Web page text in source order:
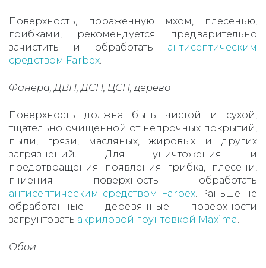
Поверхность, пораженную мхом, плесенью,
грибками, рекомендуется предварительно
зачистить и обработать антисептическим
средством Farbex.
Фанера, ДВП, ДСП, ЦСП, дерево
Поверхность должна быть чистой и сухой,
тщательно очищенной от непрочных покрытий,
пыли, грязи, масляных, жировых и других
загрязнений. Для уничтожения и
предотвращения появления грибка, плесени,
гниения поверхность обработать
антисептическим средством Farbex. Раньше не
обработанные деревянные поверхности
загрунтовать акриловой грунтовкой Maxima.
Обои